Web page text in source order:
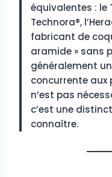
équivalentes : le
Technora®,
fabricant de
aramide » sans
généralement
concurrente aux
n’est pas
c’est une
connaître.